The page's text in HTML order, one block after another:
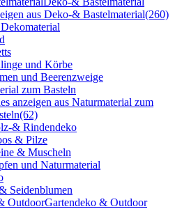
aus Deko-& Bastelmaterial(260)
und Körbe
und Beerenzweige
zum Basteln
anzeigen aus Naturmaterial zum
(62)
& Rindendeko
& Pilze
& Muscheln
und Naturmaterial
Seidenblumen
Gartendeko & Outdoor